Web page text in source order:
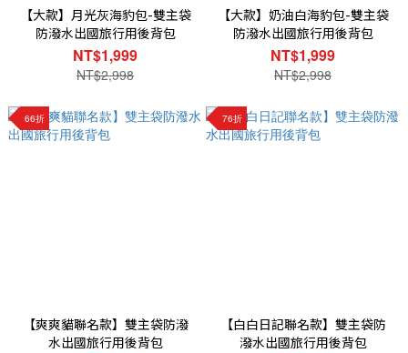
【大款】月光灰海豹包-雙主袋
防潑水出國旅行用後背包
NT$1,999
NT$2,998
【大款】奶油白海豹包-雙主袋
防潑水出國旅行用後背包
NT$1,999
NT$2,998
66折
【爽爽貓聯名款】雙主袋防潑
水出國旅行用後背包
76折
【白白日記聯名款】雙主袋防
潑水出國旅行用後背包